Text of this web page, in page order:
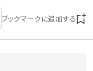
ブックマークに追加する